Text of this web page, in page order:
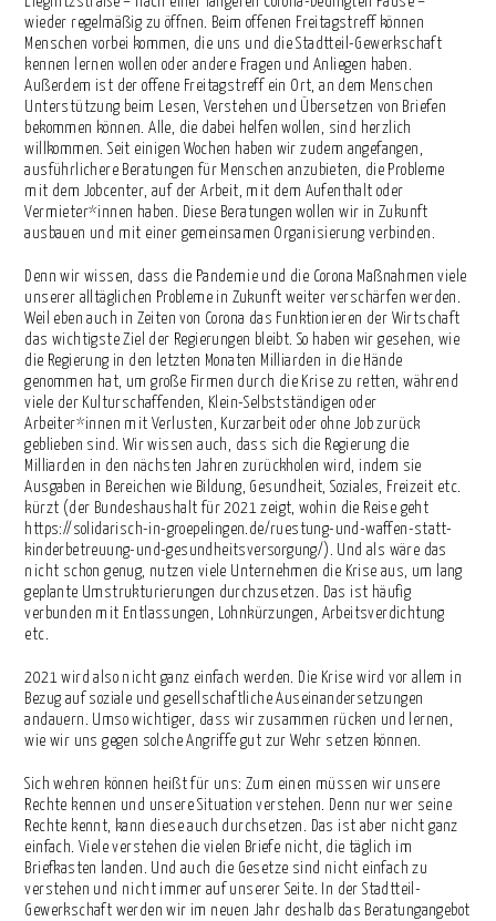
wieder regelmäßig zu öffnen. Beim offenen Freitagstreff können
Menschen vorbei kommen, die uns und die Stadtteil-Gewerkschaft
kennen lernen wollen oder andere Fragen und Anliegen haben.
Außerdem ist der offene Freitagstreff ein Ort, an dem Menschen
Unterstützung beim Lesen, Verstehen und Übersetzen von Briefen
bekommen können. Alle, die dabei helfen wollen, sind herzlich
willkommen. Seit einigen Wochen haben wir zudem angefangen,
ausführlichere Beratungen für Menschen anzubieten, die Probleme
mit dem Jobcenter, auf der Arbeit, mit dem Aufenthalt oder
Vermieter*innen haben. Diese Beratungen wollen wir in Zukunft
ausbauen und mit einer gemeinsamen Organisierung verbinden.
Denn wir wissen, dass die Pandemie und die Corona Maßnahmen viele
unserer alltäglichen Probleme in Zukunft weiter verschärfen werden.
Weil eben auch in Zeiten von Corona das Funktionieren der Wirtschaft
das wichtigste Ziel der Regierungen bleibt. So haben wir gesehen, wie
die Regierung in den letzten Monaten Milliarden in die Hände
genommen hat, um große Firmen durch die Krise zu retten, während
viele der Kulturschaffenden, Klein-Selbstständigen oder
Arbeiter*innen mit Verlusten, Kurzarbeit oder ohne Job zurück
geblieben sind. Wir wissen auch, dass sich die Regierung die
Milliarden in den nächsten Jahren zurückholen wird, indem sie
Ausgaben in Bereichen wie Bildung, Gesundheit, Soziales, Freizeit etc.
kürzt (der Bundeshaushalt für 2021 zeigt, wohin die Reise geht
https://solidarisch-in-groepelingen.de/ruestung-und-waffen-statt-
kinderbetreuung-und-gesundheitsversorgung/). Und als wäre das
nicht schon genug, nutzen viele Unternehmen die Krise aus, um lang
geplante Umstrukturierungen durchzusetzen. Das ist häufig
verbunden mit Entlassungen, Lohnkürzungen, Arbeitsverdichtung
etc.
2021 wird also nicht ganz einfach werden. Die Krise wird vor allem in
Bezug auf soziale und gesellschaftliche Auseinandersetzungen
andauern. Umso wichtiger, dass wir zusammen rücken und lernen,
wie wir uns gegen solche Angriffe gut zur Wehr setzen können.
Sich wehren können heißt für uns: Zum einen müssen wir unsere
Rechte kennen und unsere Situation verstehen. Denn nur wer seine
Rechte kennt, kann diese auch durchsetzen. Das ist aber nicht ganz
einfach. Viele verstehen die vielen Briefe nicht, die täglich im
Briefkasten landen. Und auch die Gesetze sind nicht einfach zu
verstehen und nicht immer auf unserer Seite. In der Stadtteil-
Gewerkschaft werden wir im neuen Jahr deshalb das Beratungangebot